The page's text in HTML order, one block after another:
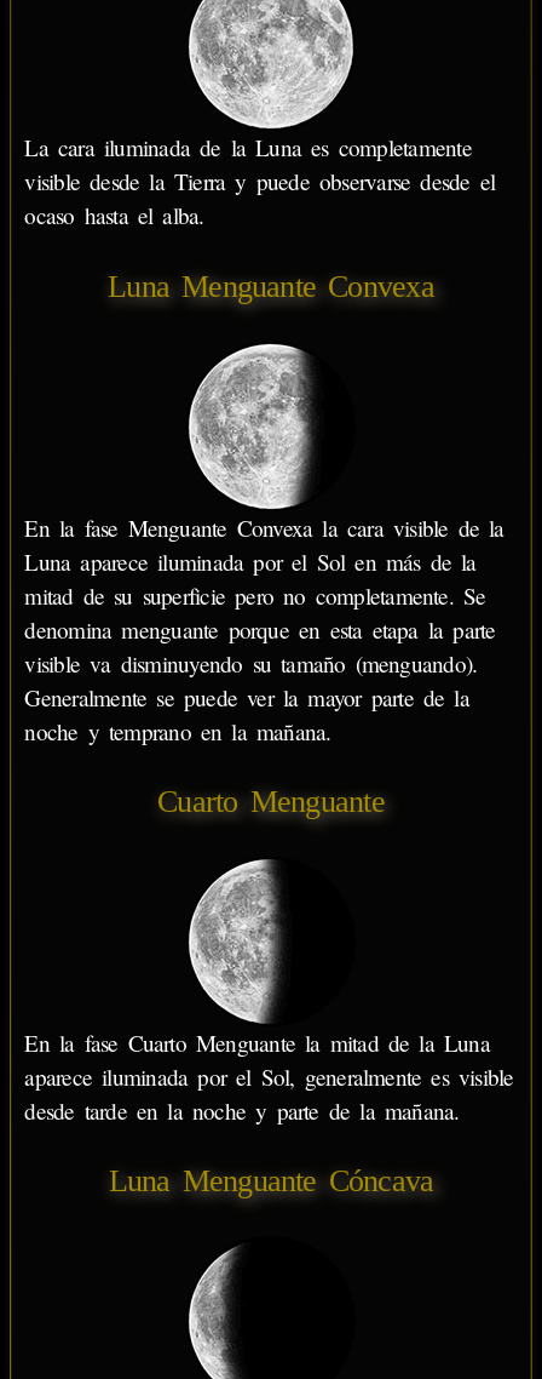
La cara iluminada de la Luna es completamente
visible desde la Tierra y puede observarse desde el
ocaso hasta el alba.
Luna Menguante Convexa
En la fase Menguante Convexa la cara visible de la
Luna aparece iluminada por el Sol en más de la
mitad de su superficie pero no completamente. Se
denomina menguante porque en esta etapa la parte
visible va disminuyendo su tamaño (menguando).
Generalmente se puede ver la mayor parte de la
noche y temprano en la mañana.
Cuarto Menguante
En la fase Cuarto Menguante la mitad de la Luna
aparece iluminada por el Sol, generalmente es visible
desde tarde en la noche y parte de la mañana.
Luna Menguante Cóncava